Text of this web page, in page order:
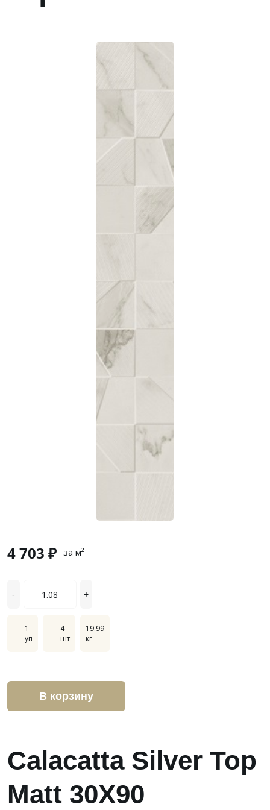
Calacatta Silver Top
Matt 30X90
4 703 ₽ за м²
- +
1
уп
4
шт
19.99
кг
В корзину